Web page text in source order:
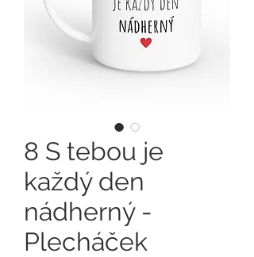
8 S tebou je
každý den
nádherný -
Plecháček